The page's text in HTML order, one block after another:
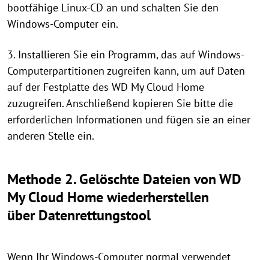
bootfähige Linux-CD an und schalten Sie den
Windows-Computer ein.
3. Installieren Sie ein Programm, das auf Windows-
Computerpartitionen zugreifen kann, um auf Daten
auf der Festplatte des WD My Cloud Home
zuzugreifen. Anschließend kopieren Sie bitte die
erforderlichen Informationen und fügen sie an einer
anderen Stelle ein.
Methode 2. Gelöschte Dateien von WD
My Cloud Home wiederherstellen
über Datenrettungstool
Wenn Ihr Windows-Computer normal verwendet